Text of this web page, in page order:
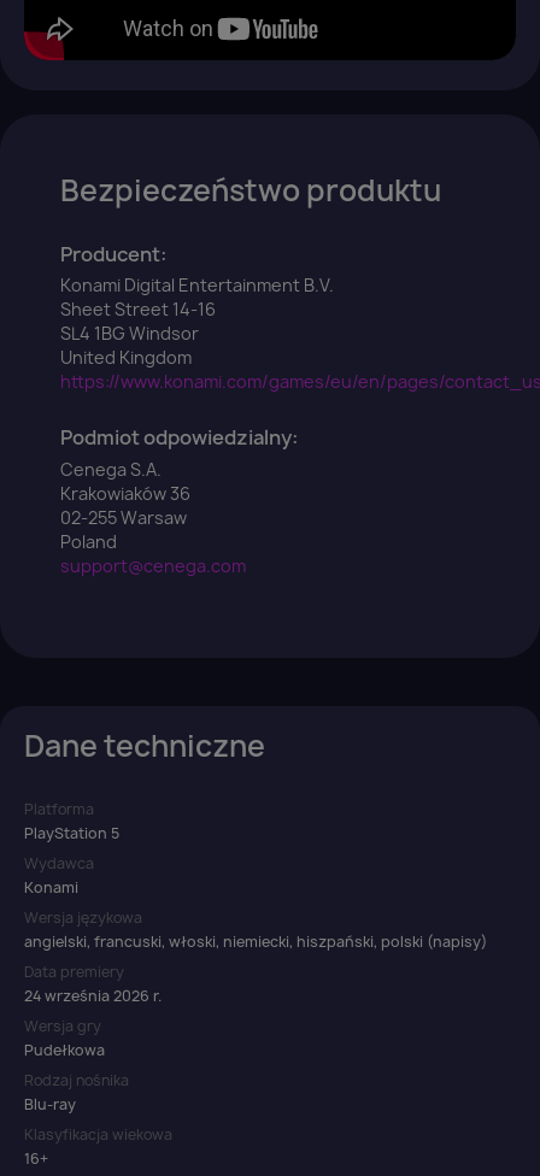
Bezpieczeństwo produktu
Producent:
Konami Digital Entertainment B.V.
Sheet Street 14-16
SL4 1BG Windsor
United Kingdom
https://www.konami.com/games/eu/en/pages/
Podmiot odpowiedzialny:
Cenega S.A.
Krakowiaków 36
02-255 Warsaw
Poland
support@cenega.com
Dane techniczne
Platforma
PlayStation 5
Wydawca
Konami
Wersja językowa
angielski, francuski, włoski, niemiecki, hiszpański, polski (napisy)
Data premiery
24 września 2026 r.
Wersja gry
Pudełkowa
Rodzaj nośnika
Blu-ray
Klasyfikacja wiekowa
16+
Zaloguj się
You need to be logged in to save products in your wish
Anuluj Zaloguj się